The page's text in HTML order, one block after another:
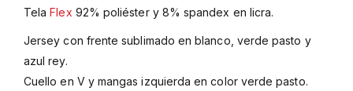
TelaFlex 92% poliéster y 8% spandex en licra.
Jersey con frente sublimado en blanco, verde pasto y
azul rey.
Cuello en V y mangas izquierda en color verde pasto.